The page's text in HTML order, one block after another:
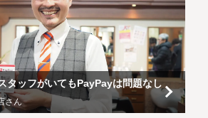
タッフがいてもPayPayは問題なし
さん